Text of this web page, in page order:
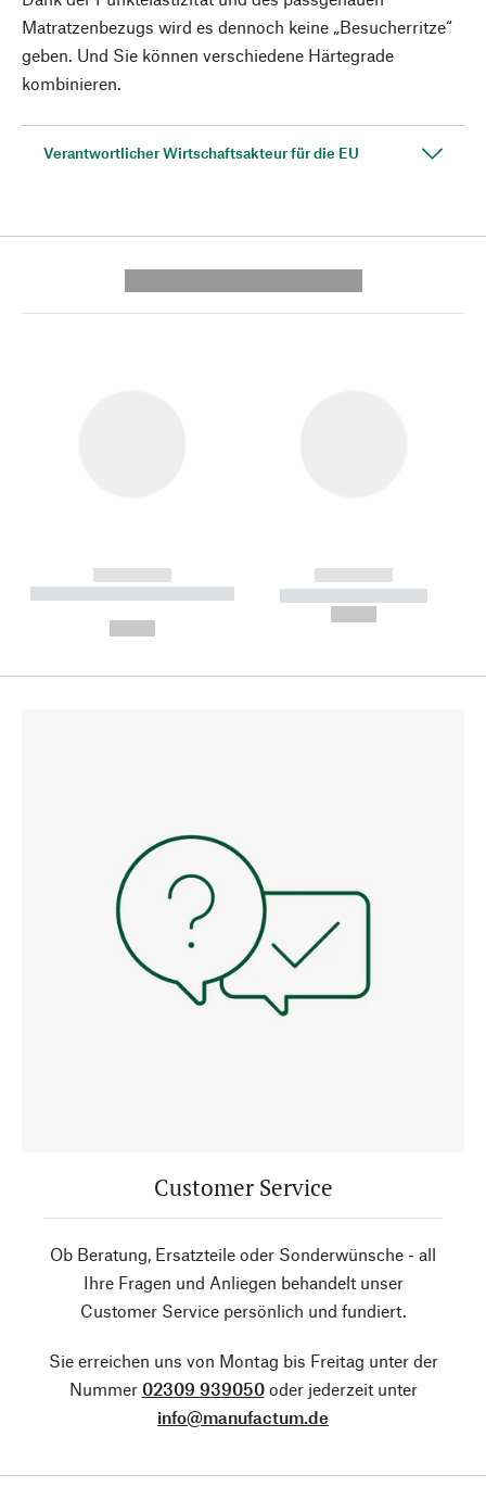
Matratzenbezugs wird es dennoch keine „Besucherritze“
geben. Und Sie können verschiedene Härtegrade
kombinieren.
Verantwortlicher Wirtschaftsakteur für die EU
------------
----------- ----------- --------
------------
----------- -----------
Customer Service
Ob Beratung, Ersatzteile oder Sonderwünsche - all
Ihre Fragen und Anliegen behandelt unser
Customer Service persönlich und fundiert.
Sie erreichen uns von Montag bis Freitag unter der
Nummer 02309 939050oder jederzeit unter
info@manufactum.de